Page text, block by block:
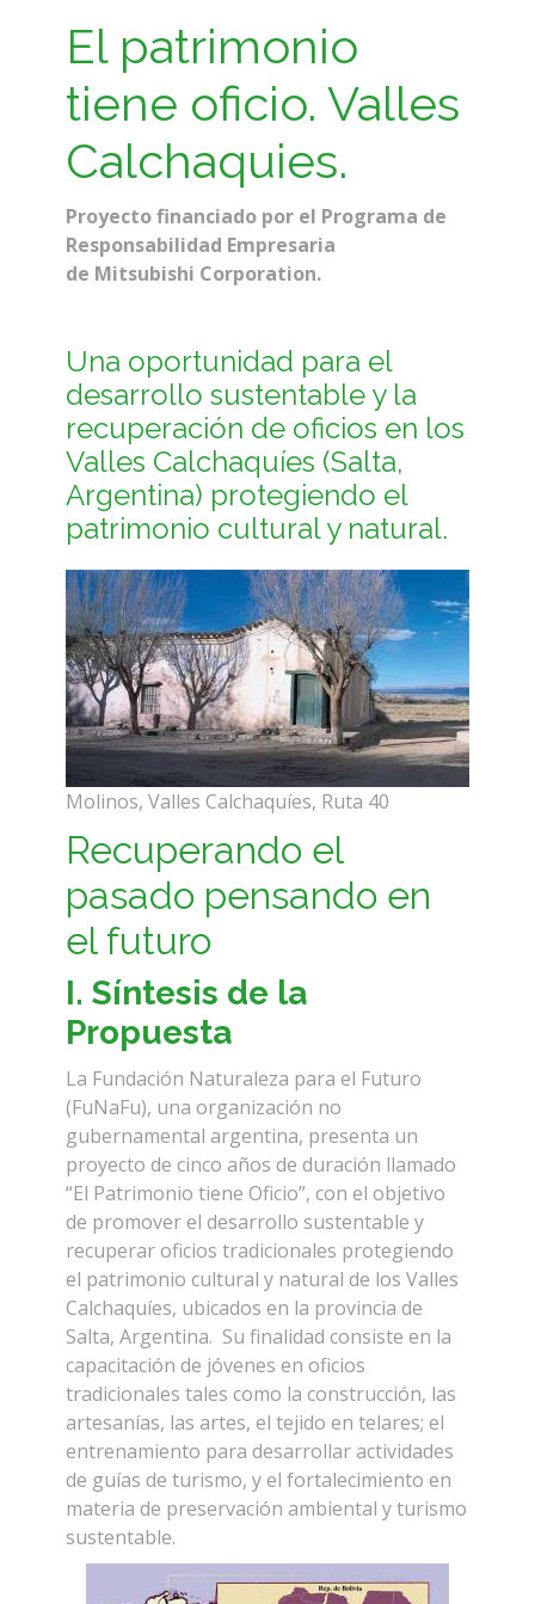
El patrimonio
tiene oficio. Valles
Calchaquies.
Proyecto financiado por el Programa de
Responsabilidad Empresaria
de Mitsubishi Corporation.
Una oportunidad para el
desarrollo sustentable y la
recuperación de oficios en los
Valles Calchaquíes (Salta,
Argentina) protegiendo el
patrimonio cultural y natural.
Molinos, Valles Calchaquíes, Ruta 40
Recuperando el
pasado pensando en
el futuro
I. Síntesis de la
Propuesta
La Fundación Naturaleza para el Futuro
(FuNaFu), una organización no
gubernamental argentina, presenta un
proyecto de cinco años de duración llamado
“El Patrimonio tiene Oficio”, con el objetivo
de promover el desarrollo sustentable y
recuperar oficios tradicionales protegiendo
el patrimonio cultural y natural de los Valles
Calchaquíes, ubicados en la provincia de
Salta, Argentina. Su finalidad consiste en la
capacitación de jóvenes en oficios
tradicionales tales como la construcción, las
artesanías, las artes, el tejido en telares; el
entrenamiento para desarrollar actividades
de guías de turismo, y el fortalecimiento en
materia de preservación ambiental y turismo
sustentable.